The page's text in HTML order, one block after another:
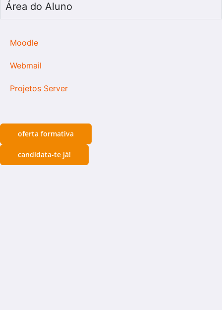
Área do Aluno
Moodle
Webmail
Projetos Server
oferta formativa
candidata-te já!